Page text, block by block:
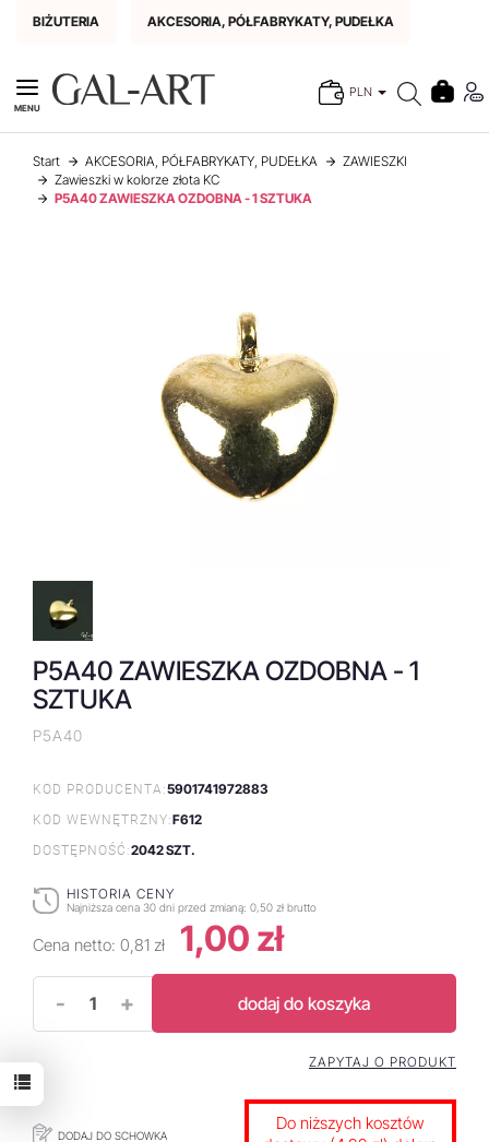
BIŻUTERIA AKCESORIA, PÓŁFABRYKATY, PUDEŁKA
PLN
MENU
Start AKCESORIA, PÓŁFABRYKATY, PUDEŁKA
ZAWIESZKI
Zawieszki w kolorze złota KC
P5A40 ZAWIESZKA OZDOBNA - 1 SZTUKA
P5A40 ZAWIESZKA OZDOBNA - 1
SZTUKA
P5A40
KOD PRODUCENTA:5901741972883
KOD WEWNĘTRZNY:F612
DOSTĘPNOŚĆ:2042 SZT.
HISTORIA CENY
Najniższa cena 30 dni przed zmianą: 0,50 zł brutto
Cena netto: 0,81 zł 1,00 zł
- + dodaj do koszyka
DODAJ DO SCHOWKA
ZAPYTAJ O PRODUKT
Do niższych kosztów